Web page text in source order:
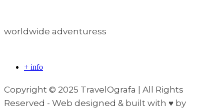
worldwide adventuress
+ info
Copyright © 2025 TravelOgrafa | All Rights
Reserved - Web designed & built with ♥ by